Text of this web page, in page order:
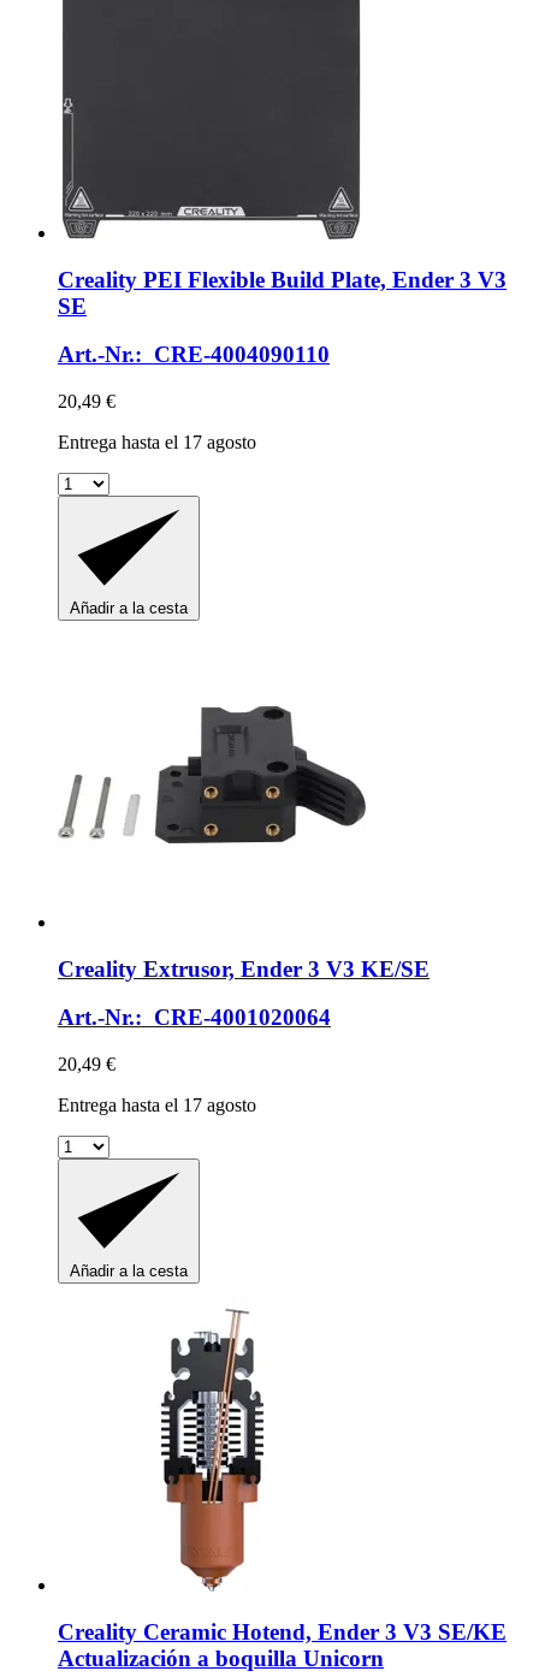
Creality PEI Flexible Build Plate, Ender 3 V3
SE
Art.-Nr.: CRE-4004090110
20,49 €
Entrega hasta el 17 agosto
Añadir a la cesta
Creality Extrusor, Ender 3 V3 KE/SE
Art.-Nr.: CRE-4001020064
20,49 €
Entrega hasta el 17 agosto
Añadir a la cesta
Creality Ceramic Hotend, Ender 3 V3 SE/KE
Actualización a boquilla Unicorn